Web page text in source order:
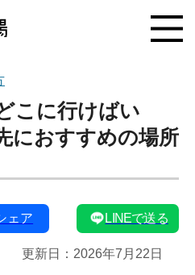
こに行けばい
におすすめの場所
ェア LINEで送る
更新日： 2026年7月22日